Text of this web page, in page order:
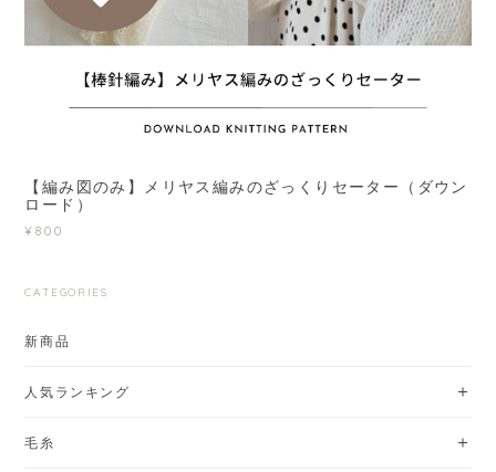
【編み図のみ】メリヤス編みのざっくりセーター（ダウン
ロード）
¥800
CATEGORIES
新商品
人気ランキング
毛糸